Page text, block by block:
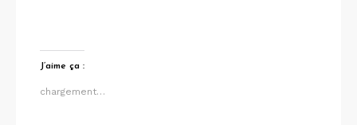
J’aime ça :
chargement…